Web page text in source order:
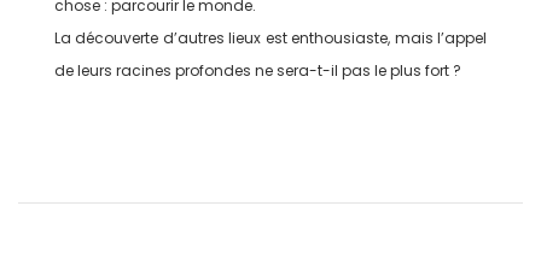
chose : parcourir le monde.
La découverte d’autres lieux est enthousiaste, mais l’appel
de leurs racines profondes ne sera-t-il pas le plus fort ?